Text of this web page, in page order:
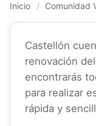
Inicio / Comunidad
Castellón
renovación
encontrarás
para realizar
rápida y